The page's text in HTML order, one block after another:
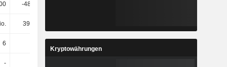
-482.000
390 Mio.
6
-
Kryptowährungen